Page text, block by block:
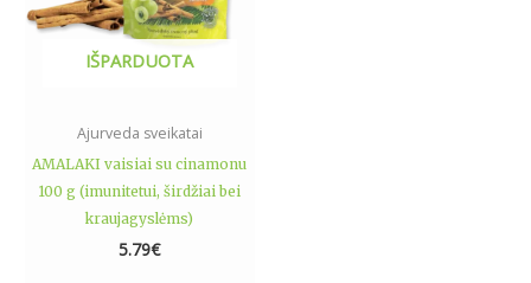
IŠPARDUOTA
Ajurveda sveikatai
AMALAKI vaisiai su cinamonu
100 g (imunitetui, širdžiai bei
kraujagyslėms)
5.79€